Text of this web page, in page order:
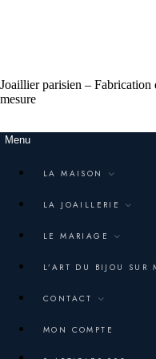
Joaillier parisien – Fabrication
mesure
Menu
LA MAISON
LA JOAILLERIE
LE MARIAGE
L’ART DU BIJOU SUR
CONTACT
MON COMPTE